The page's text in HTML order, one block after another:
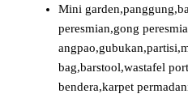
Mini
peresmian,gong
bag,barstool,wastafel
bendera,karpet